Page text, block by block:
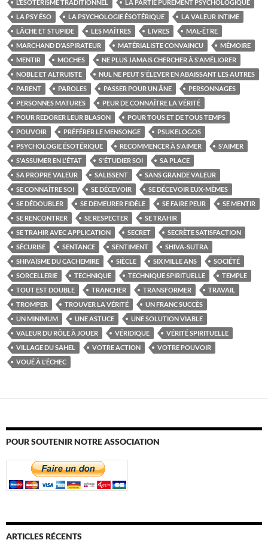
L’ÉSOTÉRISME TRADITIONNEL
LA PARTIE PUREMENT PSYCHOLOGIQUE
LA PSY ÉSO
LA PSYCHOLOGIE ÉSOTÉRIQUE
LA VALEUR INTIME
LÂCHE ET STUPIDE
LES MAÎTRES LIVRES
MAL-ÊTRE
MARCHAND D'ASPIRATEUR
MATÉRIALISTE CONVAINCU
MÉMOIRE
MENTIR
MOCHES
NE PLUS JAMAIS CHERCHER À S'AMÉLIORER
NOBLE ET ALTRUISTE
NUL NE PEUT S'ÉLEVER EN ABAISSANT LES AUTRES
PARENT
PAROLES PASSER POUR UN ÂNE
PERSONNAGES
PERSONNES MATURES
PEUR DE CONNAÎTRE LA VÉRITÉ
POUR REDORER LEUR BLASON
POUR TOUS ET DE TOUS TEMPS
POUVOIR
PRÉFÉRER LE MENSONGE
PSUKELOGOS
PSYCHOLOGIE ÉSOTÉRIQUE
RECOMMENCER À S'AIMER
S'AIMER
S'ASSUMER EN L'ÉTAT
S'ÉTUDIER SOI
SA PLACE
SA PROPRE VALEUR
SALISSENT
SANS GRANDE VALEUR
SE CONNAÎTRE SOI
SE DÉCEVOIR
SE DÉCEVOIR EUX-MÊMES
SE DÉDOUBLER
SE DEMEURER FIDÈLE SE FAIRE PEUR
SE MENTIR
SE RENCONTRER
SE RESPECTER
SE TRAHIR
SE TRAHIR AVEC APPLICATION
SECRET
SECRÈTE SATISFACTION
SÉCURISE
SENTANCE SENTIMENT
SHIVA-SUTRA
SHIVAÏSME DU CACHEMIRE
SIÈCLE SIX MILLE ANS
SOCIÉTÉ
SORCELLERIE
TECHNIQUE TECHNIQUE SPIRITUELLE
TEMPLE
TOUT EST DOUBLE
TRANCHER TRANSFORMER
TRAVAIL
TROMPER
TROUVER LA VÉRITÉ
UN FRANC SUCCÈS
UN MINIMUM
UNE ASTUCE
UNE SOLUTION VIABLE
VALEUR DU RÔLE À JOUER
VÉRIDIQUE
VÉRITÉ SPIRITUELLE
VILLAGE DU SAHEL
VOTRE ACTION
VOTRE POUVOIR
VOUÉ À L'ÉCHEC
POUR SOUTENIR NOTRE ASSOCIATION
ARTICLES RÉCENTS